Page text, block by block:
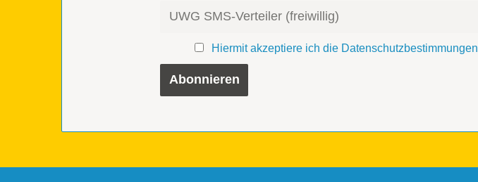
Hiermit akzeptiere ich die Datenschutzbestimmungen